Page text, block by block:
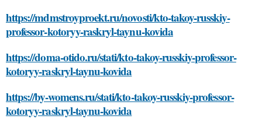
https://mdmstroyproekt.ru/novosti/kto-takoy-russkiy-
professor-kotoryy-raskryl-taynu-kovida
https://doma-otido.ru/stati/kto-takoy-russkiy-professor-
kotoryy-raskryl-taynu-kovida
https://by-womens.ru/stati/kto-takoy-russkiy-professor-
kotoryy-raskryl-taynu-kovida